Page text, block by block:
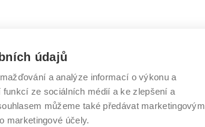
VYSOKÉ UČENÍ TECHNICKÉ V BRNĚ
Antonínská 548/1
602 00 Brno
www.vut.cz
údajů
a analýze informací o výkonu a
ze sociálních médií a ke zlepšení a
můžeme také předávat marketingovým
marketingové účely.